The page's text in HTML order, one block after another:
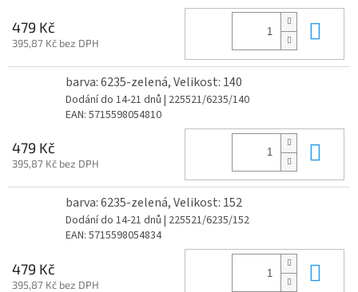
479 Kč
395,87 Kč bez DPH
barva: 6235-zelená, Velikost: 140
Dodání do 14-21 dnů | 225521/6235/140
EAN: 5715598054810
479 Kč
395,87 Kč bez DPH
barva: 6235-zelená, Velikost: 152
Dodání do 14-21 dnů | 225521/6235/152
EAN: 5715598054834
479 Kč
395,87 Kč bez DPH